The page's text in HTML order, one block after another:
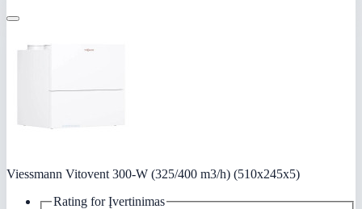
Viessmann Vitovent 300-W (325/400 m3/h) (510x245x5)
Rating forĮvertinimas